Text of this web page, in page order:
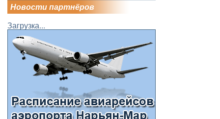
Новости партнёров
Загрузка...